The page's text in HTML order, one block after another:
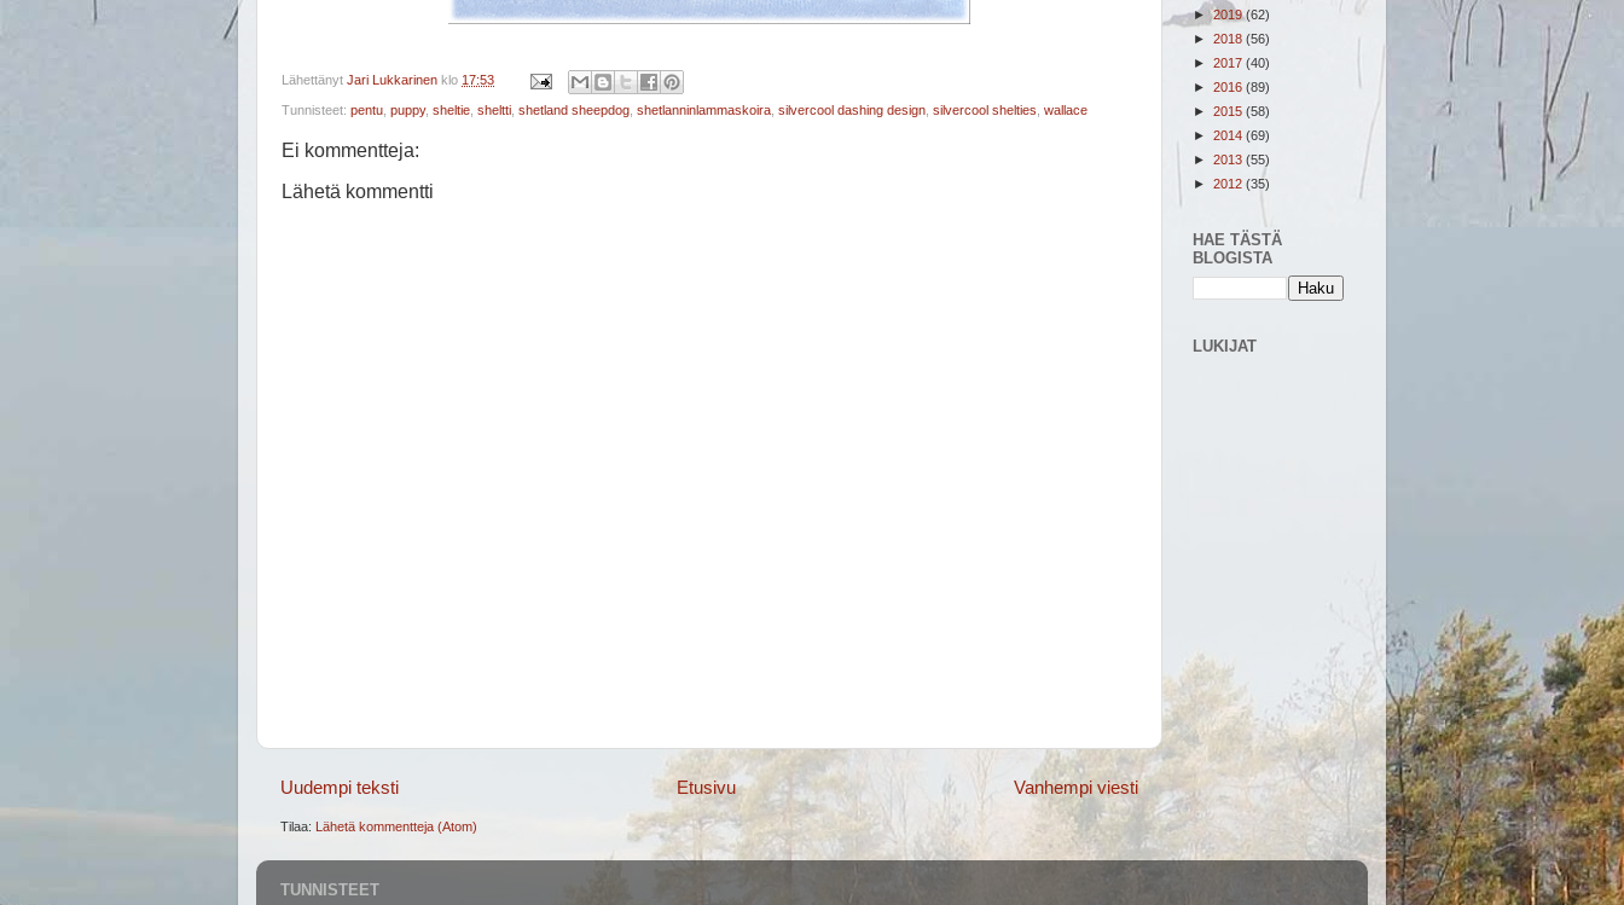
Lähettänyt Jari Lukkarinen klo 17:53
Tunnisteet: pentu puppy, sheltie sheltti shetland sheepdog shetlanninlammaskoira silvercool dashing design silvercool shelties wallace
Ei kommentteja:
Lähetä kommentti
Uudempi teksti Vanhempi viesti
Etusivu
Tilaa: Lähetä kommentteja (Atom)
►2019(62)
► 2018 (56)
► 2017 (40)
► 2016 (89)
► 2015 (58)
► 2014 (69)
► 2013 (55)
► 2012 (35)
HAE TÄSTÄ
BLOGISTA
LUKIJAT
TUNNISTEET